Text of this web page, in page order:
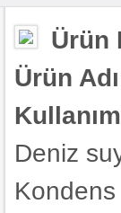
Ürün
Ürün
Deniz